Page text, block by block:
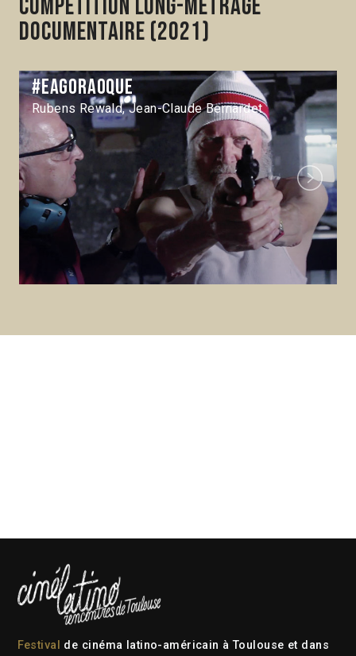
Compétition Long-métrage
documentaire (2021)
#eagoraoque
Rubens Rewald, Jean-Claude Bernardet
Next
Festival de cinéma latino-américain à Toulouse et dans